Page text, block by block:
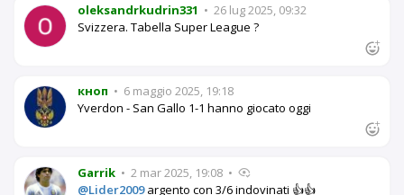
oleksandrkudrin331 • 26 lug 2025, 09:32
Svizzera. Tabella Super League ?
кноп • 6 maggio 2025, 19:18
Yverdon - San Gallo 1-1 hanno giocato oggi
Garrik • 2 mar 2025, 19:08 •
@Lider2009argento con 3/6 indovinati 👍👍